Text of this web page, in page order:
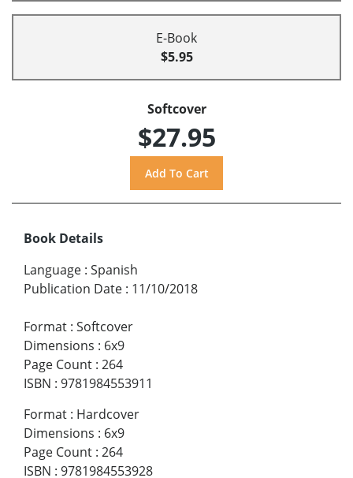
E-Book
$5.95
Softcover
$27.95
Book Details
Language : Spanish
Publication Date : 11/10/2018
Format : Softcover
Dimensions : 6x9
Page Count : 264
ISBN : 9781984553911
Format : Hardcover
Dimensions : 6x9
Page Count : 264
ISBN : 9781984553928